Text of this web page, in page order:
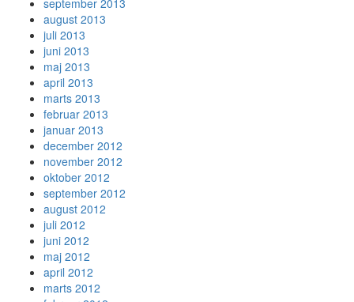
september 2013
august 2013
juli 2013
juni 2013
maj 2013
april 2013
marts 2013
februar 2013
januar 2013
december 2012
november 2012
oktober 2012
september 2012
august 2012
juli 2012
juni 2012
maj 2012
april 2012
marts 2012